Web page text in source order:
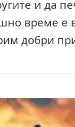
и да
време е
добри